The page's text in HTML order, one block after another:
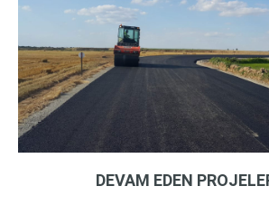
DEVAM EDEN